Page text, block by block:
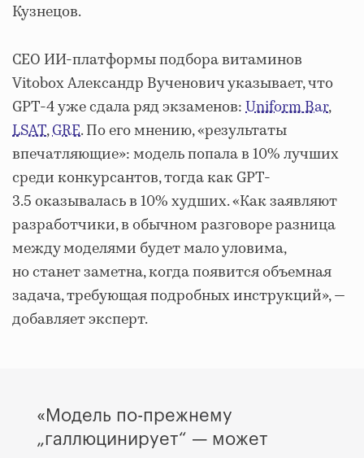
Кузнецов.
СЕО ИИ-платформы подбора витаминов
Vitobox Александр Вученович указывает, что
GPT-4 уже сдала ряд экзаменов:Uniform Bar,
LSAT,GRE. По его мнению, «результаты
впечатляющие»: модель попала в 10% лучших
среди конкурсантов, тогда как GPT-
3.5 оказывалась в 10% худших. «Как заявляют
разработчики, в обычном разговоре разница
между моделями будет мало уловима,
но станет заметна, когда появится объемная
задача, требующая подробных инструкций», —
добавляет эксперт.
«Модель по-прежнему
„галлюцинирует“ — может